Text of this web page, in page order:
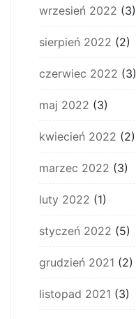
wrzesień 2022 (3)
sierpień 2022 (2)
czerwiec 2022 (3)
maj 2022 (3)
kwiecień 2022 (2)
marzec 2022 (3)
luty 2022 (1)
styczeń 2022 (5)
grudzień 2021 (2)
listopad 2021 (3)